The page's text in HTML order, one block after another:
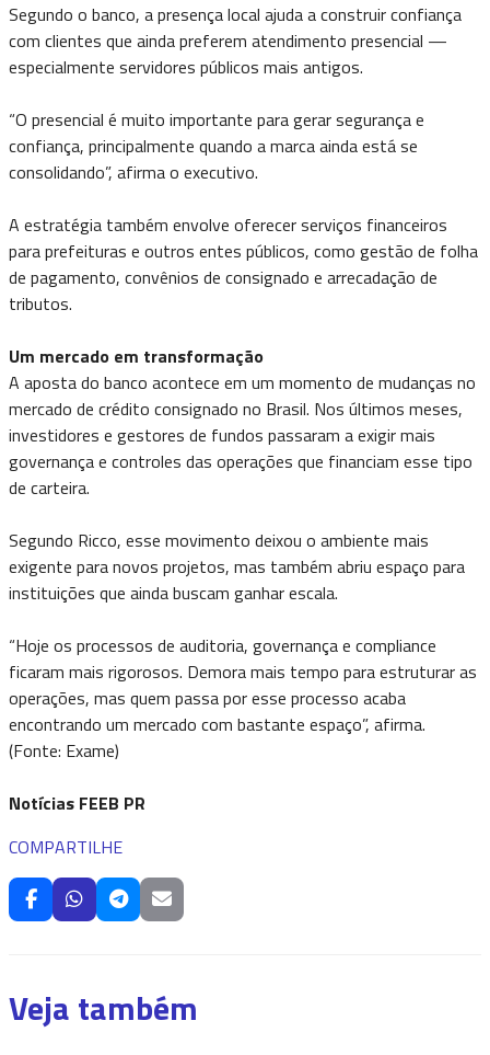
Segundo o banco, a presença local ajuda a construir confiança
com clientes que ainda preferem atendimento presencial —
especialmente servidores públicos mais antigos.
“O presencial é muito importante para gerar segurança e
confiança, principalmente quando a marca ainda está se
consolidando”, afirma o executivo.
A estratégia também envolve oferecer serviços financeiros
para prefeituras e outros entes públicos, como gestão de folha
de pagamento, convênios de consignado e arrecadação de
tributos.
Um mercado em transformação
A aposta do banco acontece em um momento de mudanças no
mercado de crédito consignado no Brasil. Nos últimos meses,
investidores e gestores de fundos passaram a exigir mais
governança e controles das operações que financiam esse tipo
de carteira.
Segundo Ricco, esse movimento deixou o ambiente mais
exigente para novos projetos, mas também abriu espaço para
instituições que ainda buscam ganhar escala.
“Hoje os processos de auditoria, governança e compliance
ficaram mais rigorosos. Demora mais tempo para estruturar as
operações, mas quem passa por esse processo acaba
encontrando um mercado com bastante espaço”, afirma.
(Fonte: Exame)
Notícias FEEB PR
COMPARTILHE
Veja também